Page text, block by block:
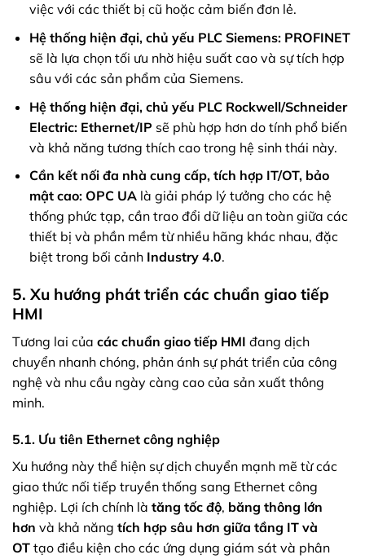
việc với các thiết bị cũ hoặc cảm biến đơn lẻ.
Hệ thống hiện đại, chủ yếu PLC Siemens: PROFINET
sẽ là lựa chọn tối ưu nhờ hiệu suất cao và sự tích hợp
sâu với các sản phẩm của Siemens.
Hệ thống hiện đại, chủ yếu PLC Rockwell/Schneider
Electric: Ethernet/IP sẽ phù hợp hơn do tính phổ biến
và khả năng tương thích cao trong hệ sinh thái này.
Cần kết nối đa nhà cung cấp, tích hợp IT/OT, bảo
mật cao: OPC UAlà giải pháp lý tưởng cho các hệ
thống phức tạp, cần trao đổi dữ liệu an toàn giữa các
thiết bị và phần mềm từ nhiều hãng khác nhau, đặc
biệt trong bối cảnh Industry 4.0.
5. Xu hướng phát triển các chuẩn giao tiếp
HMI
Tương lai của các chuẩn giao tiếp HMI đang dịch
chuyển nhanh chóng, phản ánh sự phát triển của công
nghệ và nhu cầu ngày càng cao của sản xuất thông
minh.
5.1. Ưu tiên Ethernet công nghiệp
Xu hướng này thể hiện sự dịch chuyển mạnh mẽ từ các
giao thức nối tiếp truyền thống sang Ethernet công
nghiệp. Lợi ích chính là tăng tốc độ, băng thông lớn
hơn và khả năng tích hợp sâu hơn giữa tầng IT và
OT tạo điều kiện cho các ứng dụng giám sát và phân